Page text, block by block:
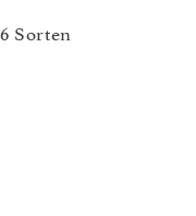
Sorten